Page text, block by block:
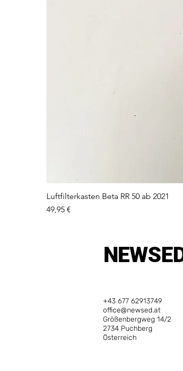
Luftfilterkasten Beta RR 50 ab 2021
Preis
49,95 €
+43 677 62913749
office@newsed.at
Größenbergweg 14/2
2734 Puchberg
Österreich